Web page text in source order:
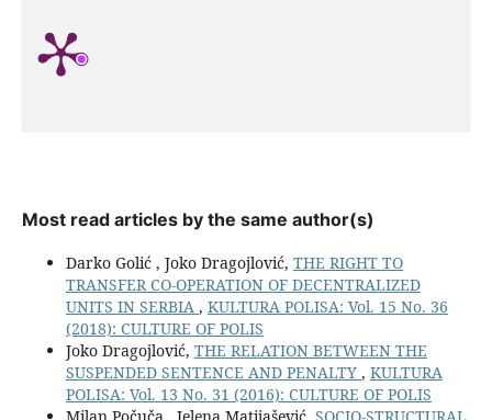
Most read articles by the same author(s)
Darko Golić , Joko Dragojlović, THE RIGHT TO
TRANSFER CO-OPERATION OF DECENTRALIZED
UNITS IN SERBIA , KULTURA POLISA: Vol. 15 No. 36
(2018): CULTURE OF POLIS
Joko Dragojlović, THE RELATION BETWEEN THE
SUSPENDED SENTENCE AND PENALTY , KULTURA
POLISA: Vol. 13 No. 31 (2016): CULTURE OF POLIS